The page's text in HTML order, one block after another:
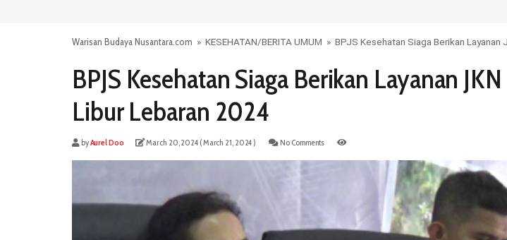
Warisan Budaya Nusantara.com » KESEHATAN/BERITA UMUM » BPJS Kesehatan Siaga Berikan Layanan
BPJS Kesehatan Siaga Berikan Layanan
Libur Lebaran 2024
byAurel Doo March 20, 2024 ( March 21, 2024 ) No Comments